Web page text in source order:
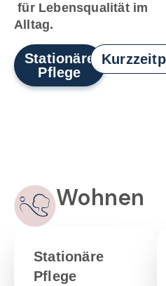
für Lebensqualität im
Alltag.
Stationäre
Pflege
Wohnen
Stationäre
Pflege